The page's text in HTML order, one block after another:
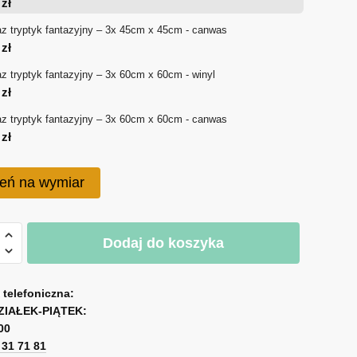
290 zł
tryptyk fantazyjny – 3x 45cm x 45cm - canwas
zł
tryptyk fantazyjny – 3x 60cm x 60cm - winyl
zł
tryptyk fantazyjny – 3x 60cm x 60cm - canwas
zł
na wymiar
Dodaj do koszyka
PIĄTEK:
71 81